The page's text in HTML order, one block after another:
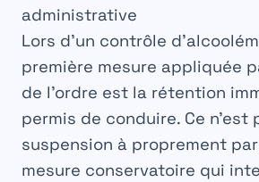
administrative
Lors d’un contrôle
première mesure appliquée
de l’ordre est la rétention
permis de conduire. Ce n’est
suspension à proprement
mesure conservatoire qui